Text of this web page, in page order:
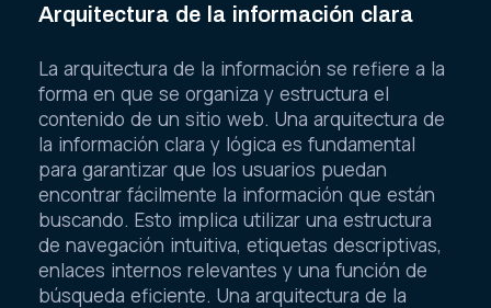
Arquitectura de la información clara
La arquitectura de la información se refiere a la
forma en que se organiza y estructura el
contenido de un sitio web. Una arquitectura de
la información clara y lógica es fundamental
para garantizar que los usuarios puedan
encontrar fácilmente la información que están
buscando. Esto implica utilizar una estructura
de navegación intuitiva, etiquetas descriptivas,
enlaces internos relevantes y una función de
búsqueda eficiente. Una arquitectura de la